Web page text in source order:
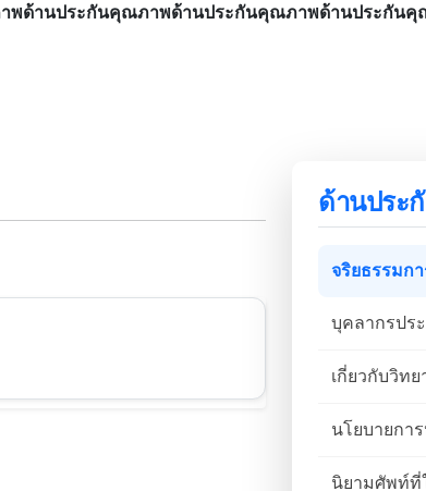
ด้านประกันคุณภาพด้านประกันคุณภาพด้านประกัน
ด้านประ
จริยธรรมก
บุคลากรปร
เกี่ยวกับวิทย
นโยบายกา
นิยามศัพท์ที่